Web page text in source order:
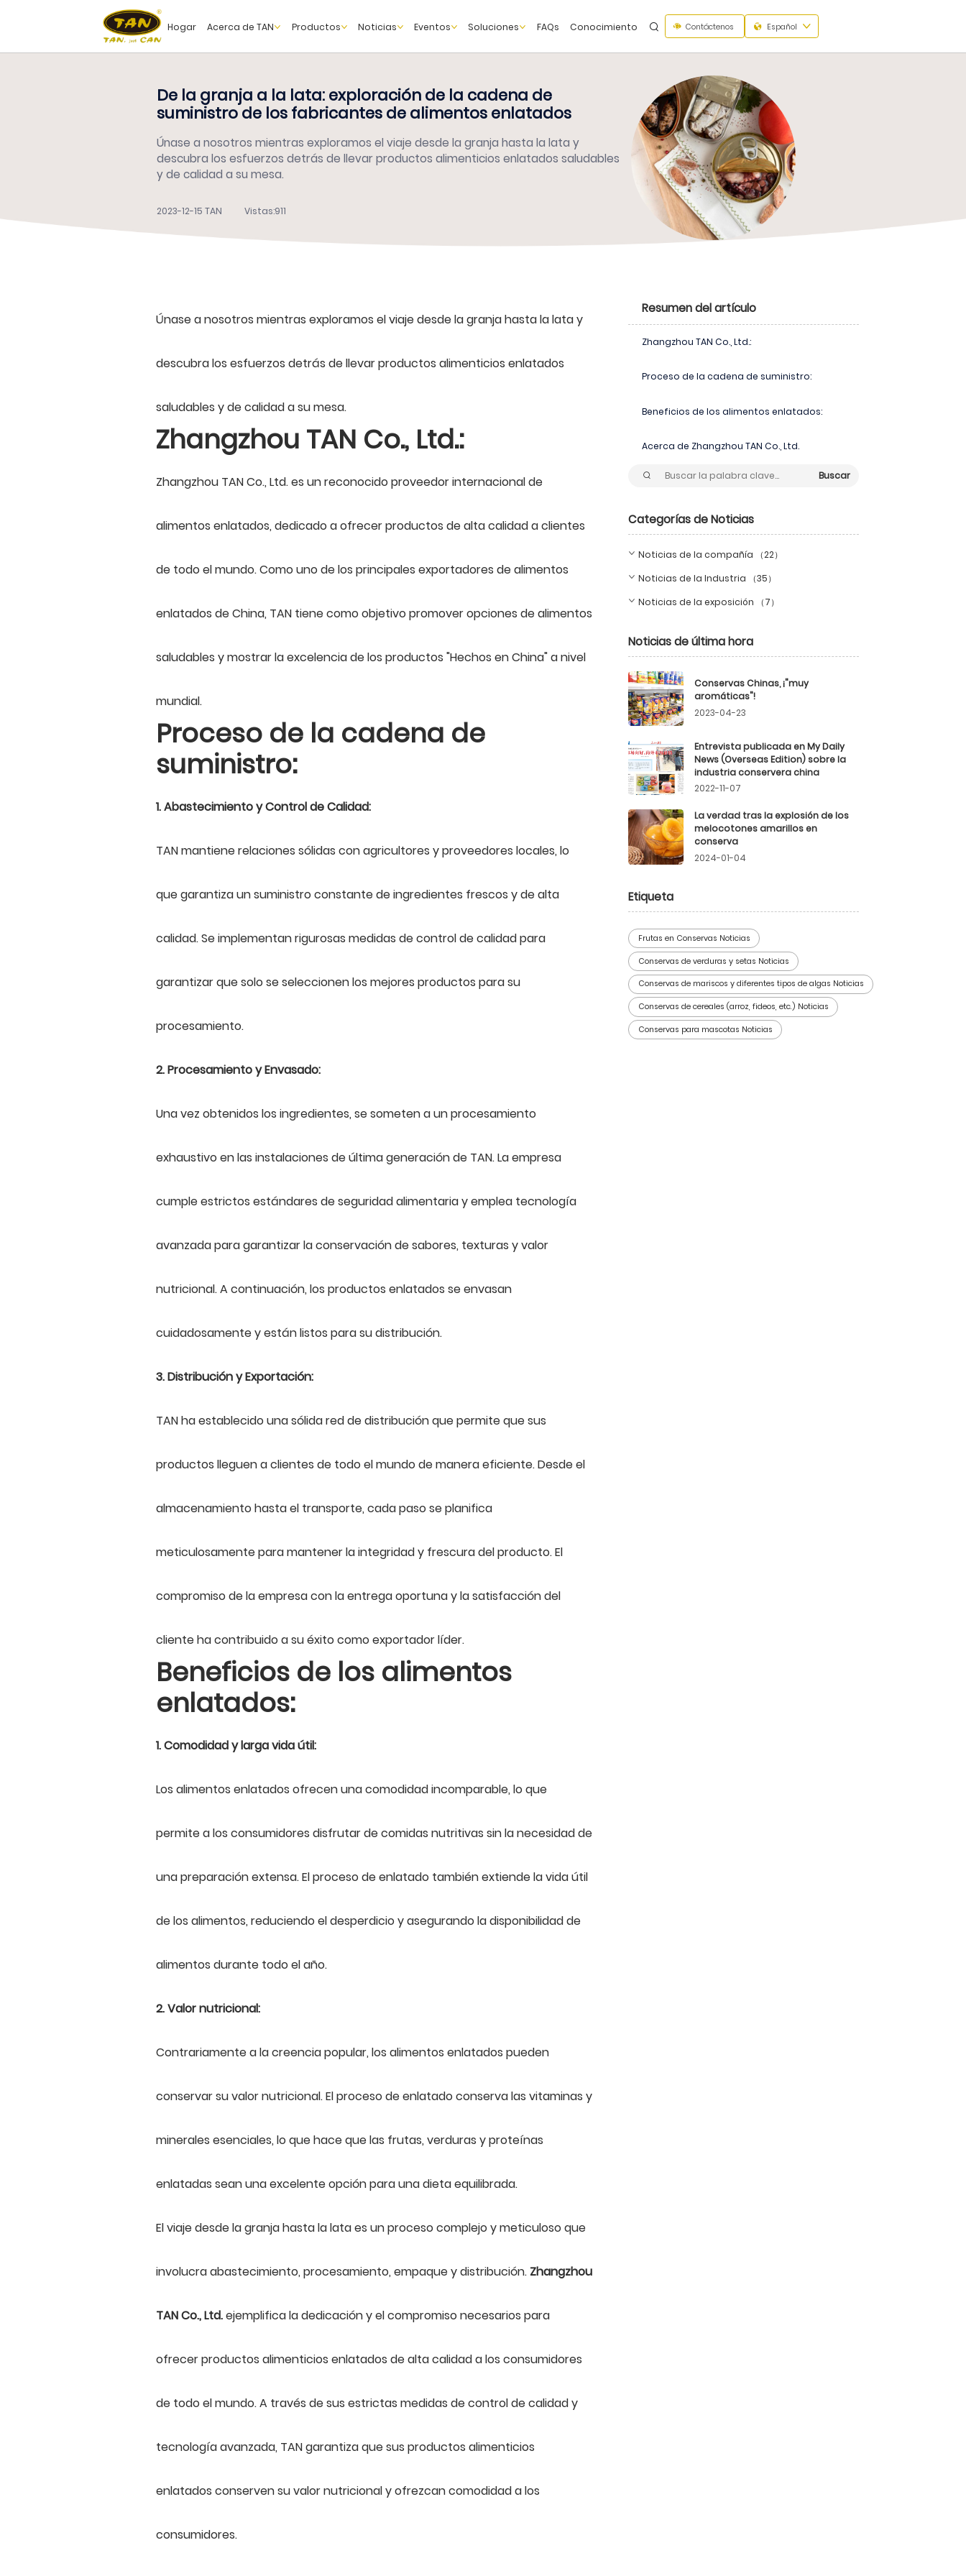
Hogar Acerca de TAN Productos Noticias Eventos Soluciones FAQs Conocimiento Contáctenos Español
De la granja a la lata: exploración de la cadena de
suministro de los fabricantes de alimentos enlatados
Únase a nosotros mientras exploramos el viaje desde la granja hasta la lata y
descubra los esfuerzos detrás de llevar productos alimenticios enlatados saludables
y de calidad a su mesa.
2023-12-15 TAN Vistas:911
Únase a nosotros mientras exploramos el viaje desde la granja hasta la lata y
descubra los esfuerzos detrás de llevar productos alimenticios enlatados
saludables y de calidad a su mesa.
Zhangzhou TAN Co., Ltd.:
Zhangzhou TAN Co., Ltd. es un reconocido proveedor internacional de
alimentos enlatados, dedicado a ofrecer productos de alta calidad a clientes
de todo el mundo. Como uno de los principales exportadores de alimentos
enlatados de China, TAN tiene como objetivo promover opciones de alimentos
saludables y mostrar la excelencia de los productos "Hechos en China" a nivel
mundial.
Proceso de la cadena de
suministro:
1. Abastecimiento y Control de Calidad:
TAN mantiene relaciones sólidas con agricultores y proveedores locales, lo
que garantiza un suministro constante de ingredientes frescos y de alta
calidad. Se implementan rigurosas medidas de control de calidad para
garantizar que solo se seleccionen los mejores productos para su
procesamiento.
2. Procesamiento y Envasado:
Una vez obtenidos los ingredientes, se someten a un procesamiento
exhaustivo en las instalaciones de última generación de TAN. La empresa
cumple estrictos estándares de seguridad alimentaria y emplea tecnología
avanzada para garantizar la conservación de sabores, texturas y valor
nutricional. A continuación, los productos enlatados se envasan
cuidadosamente y están listos para su distribución.
3. Distribución y Exportación:
TAN ha establecido una sólida red de distribución que permite que sus
productos lleguen a clientes de todo el mundo de manera eficiente. Desde el
almacenamiento hasta el transporte, cada paso se planifica
meticulosamente para mantener la integridad y frescura del producto. El
compromiso de la empresa con la entrega oportuna y la satisfacción del
cliente ha contribuido a su éxito como exportador líder.
Beneficios de los alimentos
enlatados:
1. Comodidad y larga vida útil:
Los alimentos enlatados ofrecen una comodidad incomparable, lo que
permite a los consumidores disfrutar de comidas nutritivas sin la necesidad de
una preparación extensa. El proceso de enlatado también extiende la vida útil
de los alimentos, reduciendo el desperdicio y asegurando la disponibilidad de
alimentos durante todo el año.
2. Valor nutricional:
Contrariamente a la creencia popular, los alimentos enlatados pueden
conservar su valor nutricional. El proceso de enlatado conserva las vitaminas y
minerales esenciales, lo que hace que las frutas, verduras y proteínas
enlatadas sean una excelente opción para una dieta equilibrada.
El viaje desde la granja hasta la lata es un proceso complejo y meticuloso que
involucra abastecimiento, procesamiento, empaque y distribución. Zhangzhou
TAN Co., Ltd.ejemplifica la dedicación y el compromiso necesarios para
ofrecer productos alimenticios enlatados de alta calidad a los consumidores
de todo el mundo. A través de sus estrictas medidas de control de calidad y
tecnología avanzada, TAN garantiza que sus productos alimenticios
enlatados conserven su valor nutricional y ofrezcan comodidad a los
consumidores.
Resumen del artículo
Zhangzhou TAN Co., Ltd.:
Proceso de la cadena de suministro:
Beneficios de los alimentos enlatados:
Acerca de Zhangzhou TAN Co., Ltd.
Buscar
Categorías de Noticias
Noticias de la compañía （22）
Noticias de la Industria （35）
Noticias de la exposición （7）
Noticias de última hora
Conservas Chinas, ¡"muy
aromáticas"!
2023-04-23
Entrevista publicada en My Daily
News (Overseas Edition) sobre la
industria conservera china
2022-11-07
La verdad tras la explosión de los
melocotones amarillos en
conserva
2024-01-04
Etiqueta
Frutas en Conservas Noticias
Conservas de verduras y setas Noticias
Conservas de mariscos y diferentes tipos de algas Noticias
Conservas de cereales (arroz, fideos, etc.) Noticias
Conservas para mascotas Noticias